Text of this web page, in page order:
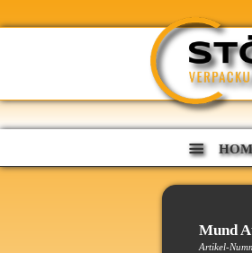
Mund
Artikel-